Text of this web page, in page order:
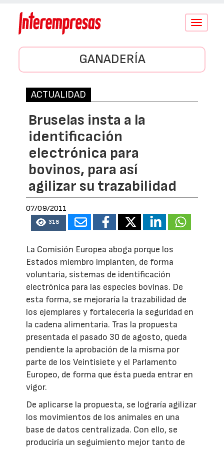
Conmutar
GANADERÍA
ACTUALIDAD
Bruselas insta a la
identificación
electrónica para
bovinos, para así
agilizar su trazabilidad
07/09/2011
318
La Comisión Europea aboga porque los
Estados miembro implanten, de forma
voluntaria, sistemas de identificación
electrónica para las especies bovinas. De
esta forma, se mejoraría la trazabilidad de
los ejemplares y fortalecería la seguridad en
la cadena alimentaria. Tras la propuesta
presentada el pasado 30 de agosto, queda
pendiente la aprobación de la misma por
parte de los Veintisiete y el Parlamento
Europeo, de forma que ésta pueda entrar en
vigor.
De aplicarse la propuesta, se lograría agilizar
los movimientos de los animales en una
base de datos centralizada. Con ello, se
produciría un seguimiento mejor tanto de